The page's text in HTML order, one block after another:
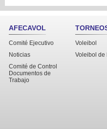
AFECAVOL
Comité Ejecutivo
Noticias
Comité de Control
Documentos de
Trabajo
Voleibol
Voleibol de